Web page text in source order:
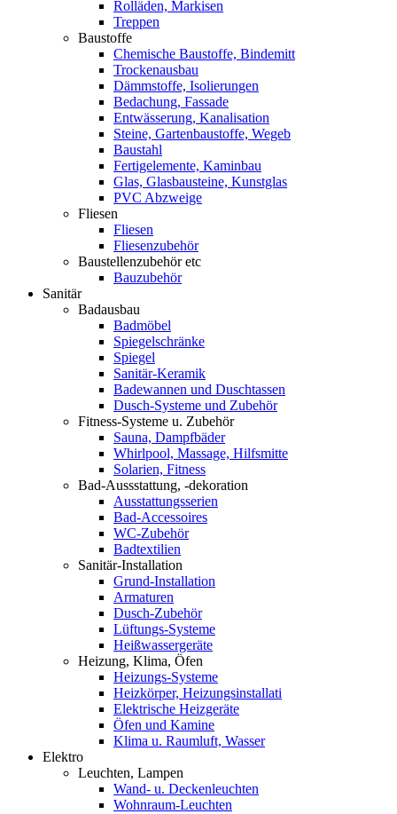
Rolläden, Markisen
Treppen
Baustoffe
Chemische Baustoffe, Bindemitt
Trockenausbau
Dämmstoffe, Isolierungen
Bedachung, Fassade
Entwässerung, Kanalisation
Steine, Gartenbaustoffe, Wegeb
Baustahl
Fertigelemente, Kaminbau
Glas, Glasbausteine, Kunstglas
PVC Abzweige
Fliesen
Fliesen
Fliesenzubehör
Baustellenzubehör etc
Bauzubehör
Sanitär
Badausbau
Badmöbel
Spiegelschränke
Spiegel
Sanitär-Keramik
Badewannen und Duschtassen
Dusch-Systeme und Zubehör
Fitness-Systeme u. Zubehör
Sauna, Dampfbäder
Whirlpool, Massage, Hilfsmitte
Solarien, Fitness
Bad-Aussstattung, -dekoration
Ausstattungsserien
Bad-Accessoires
WC-Zubehör
Badtextilien
Sanitär-Installation
Grund-Installation
Armaturen
Dusch-Zubehör
Lüftungs-Systeme
Heißwassergeräte
Heizung, Klima, Öfen
Heizungs-Systeme
Heizkörper, Heizungsinstallati
Elektrische Heizgeräte
Öfen und Kamine
Klima u. Raumluft, Wasser
Elektro
Leuchten, Lampen
Wand- u. Deckenleuchten
Wohnraum-Leuchten